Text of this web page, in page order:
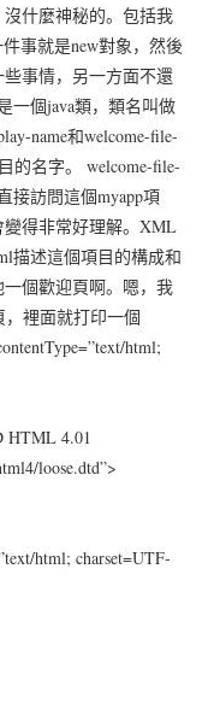
什麼神秘的。包括我
事就是new對象，然後
事情，另一方面不還
一個java類，類名叫做
name和welcome-file-
的名字。 welcome-file-
接訪問這個myapp項
得非常好理解。XML
描述這個項目的構成和
個歡迎頁啊。嗯，我
，裡面就打印一個
html;
HTML 4.01
loose.dtd”>
html; charset=UTF-